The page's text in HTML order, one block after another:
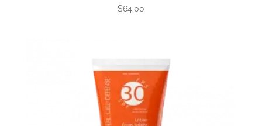
$64.00